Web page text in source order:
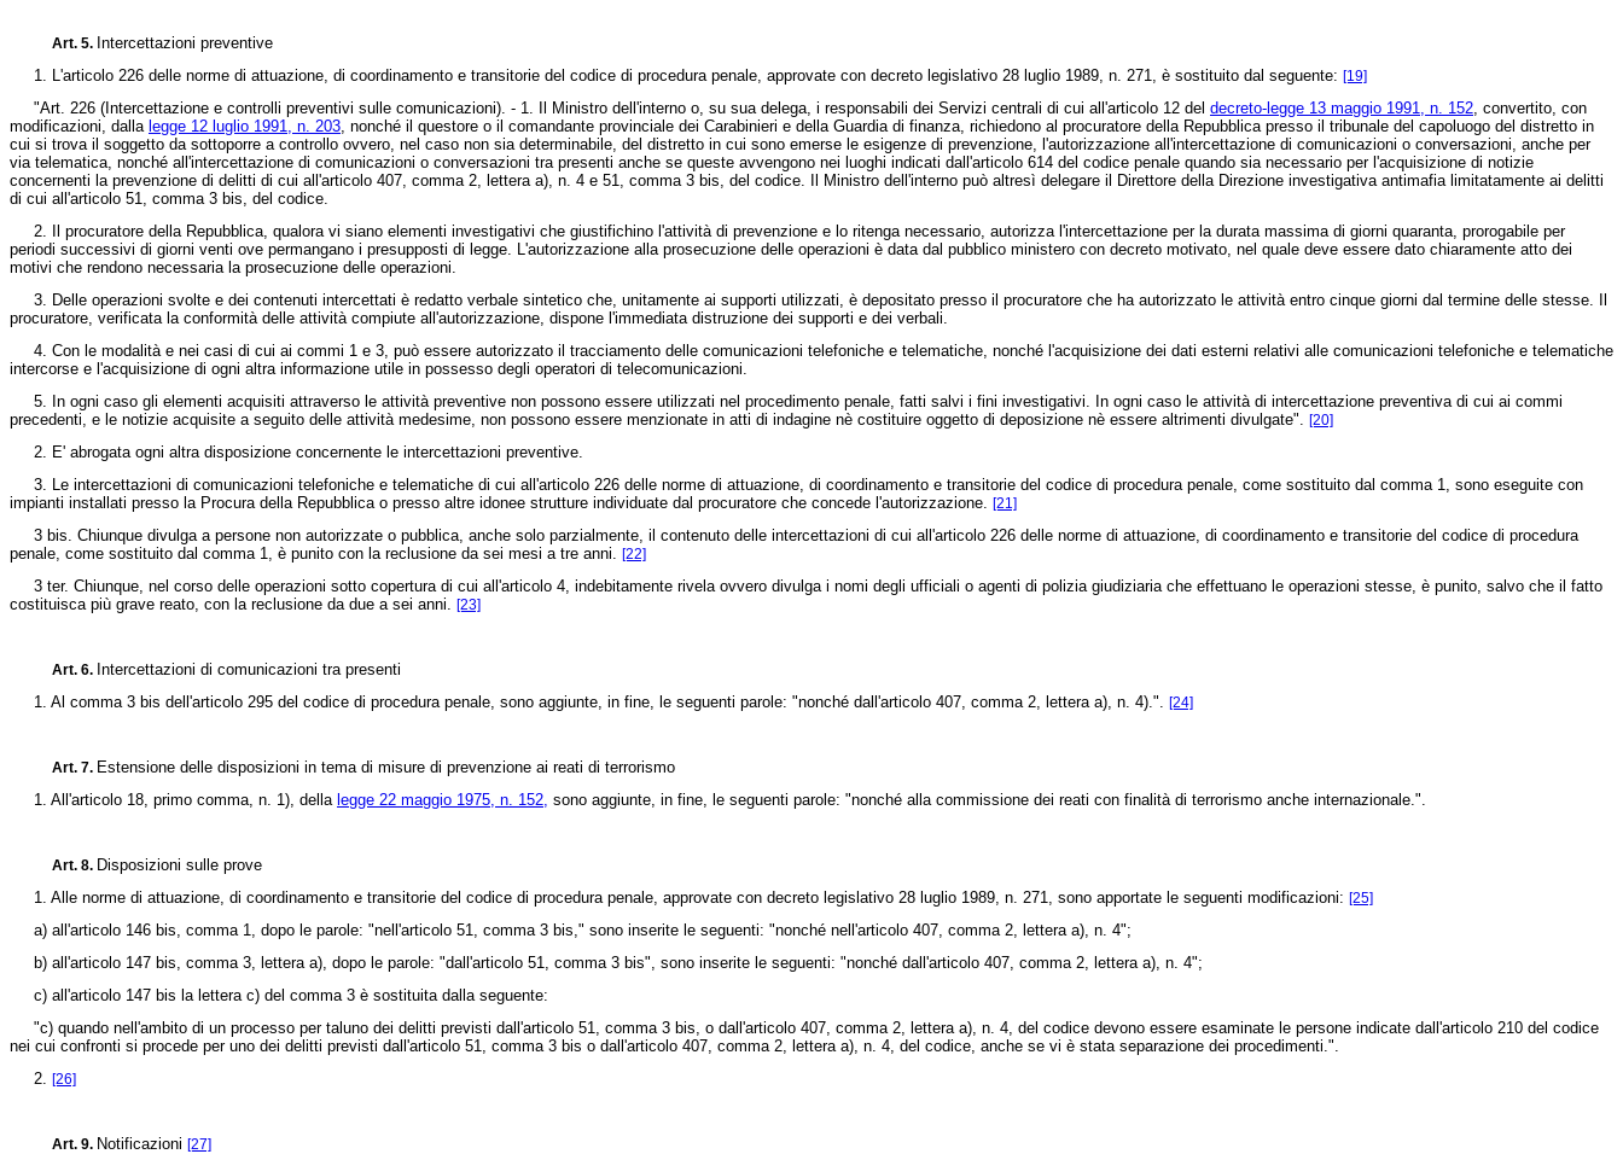
Art. 5. Intercettazioni preventive
1. L'articolo 226 delle norme di attuazione, di coordinamento e transitorie del codice di procedura penale, approvate con decreto legislativo 28 luglio 1989, n. 271, è sostituito dal seguente: [19]
"Art. 226 (Intercettazione e controlli preventivi sulle comunicazioni). - 1. Il Ministro dell'interno o, su sua delega, i responsabili dei Servizi centrali di cui all'articolo 12 del decreto-legge 13 maggio 1991, n. 152, convertito, con
modificazioni, dalla legge 12 luglio 1991, n. 203, nonché il questore o il comandante provinciale dei Carabinieri e della Guardia di finanza, richiedono al procuratore della Repubblica presso il tribunale del capoluogo del distretto in
cui si trova il soggetto da sottoporre a controllo ovvero, nel caso non sia determinabile, del distretto in cui sono emerse le esigenze di prevenzione, l'autorizzazione all'intercettazione di comunicazioni o conversazioni, anche per
via telematica, nonché all'intercettazione di comunicazioni o conversazioni tra presenti anche se queste avvengono nei luoghi indicati dall'articolo 614 del codice penale quando sia necessario per l'acquisizione di notizie
concernenti la prevenzione di delitti di cui all'articolo 407, comma 2, lettera a), n. 4 e 51, comma 3 bis, del codice. Il Ministro dell'interno può altresì delegare il Direttore della Direzione investigativa antimafia limitatamente ai delitti
di cui all'articolo 51, comma 3 bis, del codice.
2. Il procuratore della Repubblica, qualora vi siano elementi investigativi che giustifichino l'attività di prevenzione e lo ritenga necessario, autorizza l'intercettazione per la durata massima di giorni quaranta, prorogabile per
periodi successivi di giorni venti ove permangano i presupposti di legge. L'autorizzazione alla prosecuzione delle operazioni è data dal pubblico ministero con decreto motivato, nel quale deve essere dato chiaramente atto dei
motivi che rendono necessaria la prosecuzione delle operazioni.
3. Delle operazioni svolte e dei contenuti intercettati è redatto verbale sintetico che, unitamente ai supporti utilizzati, è depositato presso il procuratore che ha autorizzato le attività entro cinque giorni dal termine delle stesse. Il
procuratore, verificata la conformità delle attività compiute all'autorizzazione, dispone l'immediata distruzione dei supporti e dei verbali.
4. Con le modalità e nei casi di cui ai commi 1 e 3, può essere autorizzato il tracciamento delle comunicazioni telefoniche e telematiche, nonché l'acquisizione dei dati esterni relativi alle comunicazioni telefoniche e telematiche
intercorse e l'acquisizione di ogni altra informazione utile in possesso degli operatori di telecomunicazioni.
5. In ogni caso gli elementi acquisiti attraverso le attività preventive non possono essere utilizzati nel procedimento penale, fatti salvi i fini investigativi. In ogni caso le attività di intercettazione preventiva di cui ai commi
precedenti, e le notizie acquisite a seguito delle attività medesime, non possono essere menzionate in atti di indagine nè costituire oggetto di deposizione nè essere altrimenti divulgate". [20]
2. E' abrogata ogni altra disposizione concernente le intercettazioni preventive.
3. Le intercettazioni di comunicazioni telefoniche e telematiche di cui all'articolo 226 delle norme di attuazione, di coordinamento e transitorie del codice di procedura penale, come sostituito dal comma 1, sono eseguite con
impianti installati presso la Procura della Repubblica o presso altre idonee strutture individuate dal procuratore che concede l'autorizzazione. [21]
3 bis. Chiunque divulga a persone non autorizzate o pubblica, anche solo parzialmente, il contenuto delle intercettazioni di cui all'articolo 226 delle norme di attuazione, di coordinamento e transitorie del codice di procedura
penale, come sostituito dal comma 1, è punito con la reclusione da sei mesi a tre anni. [22]
3 ter. Chiunque, nel corso delle operazioni sotto copertura di cui all'articolo 4, indebitamente rivela ovvero divulga i nomi degli ufficiali o agenti di polizia giudiziaria che effettuano le operazioni stesse, è punito, salvo che il fatto
costituisca più grave reato, con la reclusione da due a sei anni. [23]
Art. 6. Intercettazioni di comunicazioni tra presenti
1. Al comma 3 bis dell'articolo 295 del codice di procedura penale, sono aggiunte, in fine, le seguenti parole: "nonché dall'articolo 407, comma 2, lettera a), n. 4).". [24]
Art. 7. Estensione delle disposizioni in tema di misure di prevenzione ai reati di terrorismo
1. All'articolo 18, primo comma, n. 1), della legge 22 maggio 1975, n. 152, sono aggiunte, in fine, le seguenti parole: "nonché alla commissione dei reati con finalità di terrorismo anche internazionale.".
Art. 8. Disposizioni sulle prove
1. Alle norme di attuazione, di coordinamento e transitorie del codice di procedura penale, approvate con decreto legislativo 28 luglio 1989, n. 271, sono apportate le seguenti modificazioni: [25]
a) all'articolo 146 bis, comma 1, dopo le parole: "nell'articolo 51, comma 3 bis," sono inserite le seguenti: "nonché nell'articolo 407, comma 2, lettera a), n. 4";
b) all'articolo 147 bis, comma 3, lettera a), dopo le parole: "dall'articolo 51, comma 3 bis", sono inserite le seguenti: "nonché dall'articolo 407, comma 2, lettera a), n. 4";
c) all'articolo 147 bis la lettera c) del comma 3 è sostituita dalla seguente:
"c) quando nell'ambito di un processo per taluno dei delitti previsti dall'articolo 51, comma 3 bis, o dall'articolo 407, comma 2, lettera a), n. 4, del codice devono essere esaminate le persone indicate dall'articolo 210 del codice
nei cui confronti si procede per uno dei delitti previsti dall'articolo 51, comma 3 bis o dall'articolo 407, comma 2, lettera a), n. 4, del codice, anche se vi è stata separazione dei procedimenti.".
2. [26]
Art. 9. Notificazioni [27]